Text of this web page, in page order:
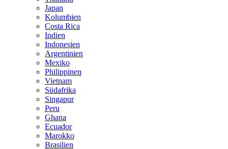
Japan
Kolumbien
Costa Rica
Indien
Indonesien
Argentinien
Mexiko
Philippinen
Vietnam
Südafrika
Singapur
Peru
Ghana
Ecuador
Marokko
Brasilien